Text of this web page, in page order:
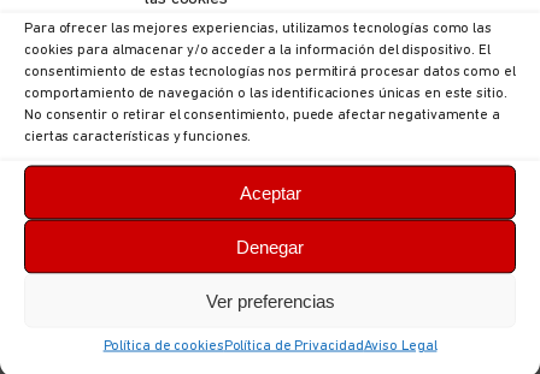
Para ofrecer las mejores experiencias, utilizamos tecnologías como las
cookies para almacenar y/o acceder a la información del dispositivo. El
consentimiento de estas tecnologías nos permitirá procesar datos como el
comportamiento de navegación o las identificaciones únicas en este sitio.
No consentir o retirar el consentimiento, puede afectar negativamente a
ciertas características y funciones.
Aceptar
Denegar
Ver preferencias
Política de cookies Política de PrivacidadAviso Legal
provisional de destinos. Publicado en Educastur
LEER NOTICIA »